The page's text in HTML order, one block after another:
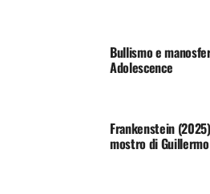
Bullismo e
Adolescence
Frankenstein
mostro di